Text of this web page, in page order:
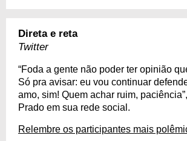
Direta e reta
Twitter
“Foda a gente não poder ter opinião
Só pra avisar: eu vou continuar
amo, sim! Quem achar ruim,
Prado em sua rede social.
Relembre os participantes mais